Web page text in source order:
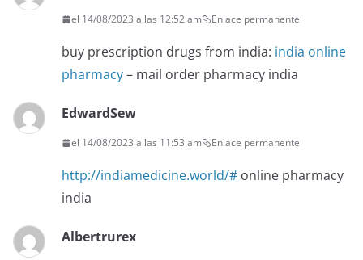
el 14/08/2023 a las 12:52 am Enlace permanente
buy prescription drugs from india: india online
pharmacy– mail order pharmacy india
EdwardSew
el 14/08/2023 a las 11:53 am Enlace permanente
http://indiamedicine.world/# online pharmacy
india
Albertrurex